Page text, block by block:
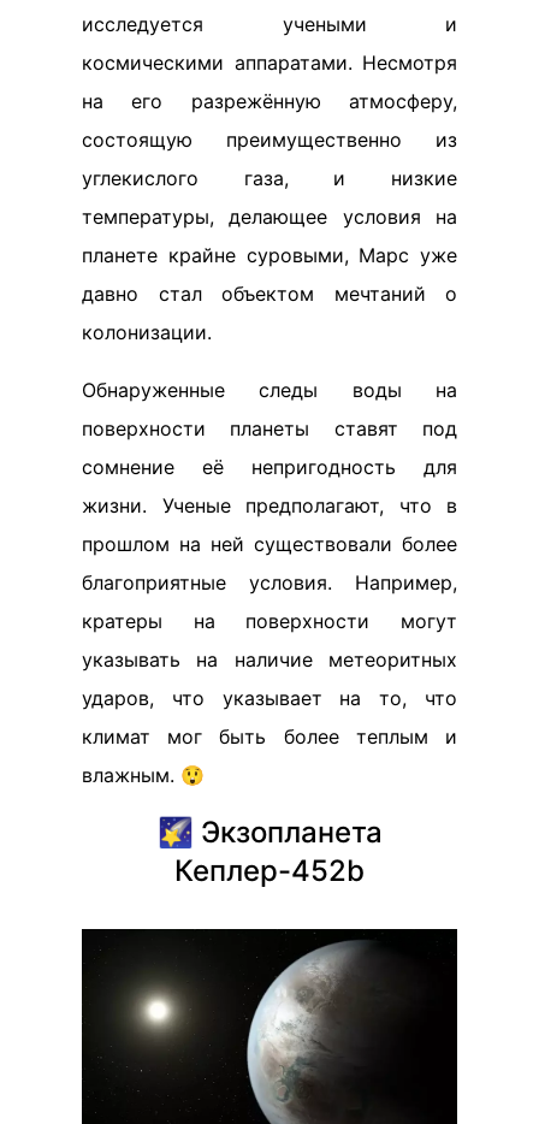
исследуется учеными и
космическими аппаратами. Несмотря
на его разрежённую атмосферу,
состоящую преимущественно из
углекислого газа, и низкие
температуры, делающее условия на
планете крайне суровыми, Марс уже
давно стал объектом мечтаний о
колонизации.
Обнаруженные следы воды на
поверхности планеты ставят под
сомнение её непригодность для
жизни. Ученые предполагают, что в
прошлом на ней существовали более
благоприятные условия. Например,
кратеры на поверхности могут
указывать на наличие метеоритных
ударов, что указывает на то, что
климат мог быть более теплым и
влажным. 😲
🌠 Экзопланета
Кеплер-452b